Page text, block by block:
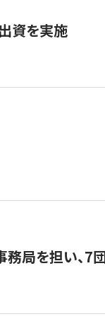
資を実施
務局を担い、7